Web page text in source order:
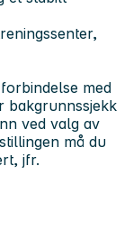
med
bakgrunnssjekk
ved valg av
må du
jfr.